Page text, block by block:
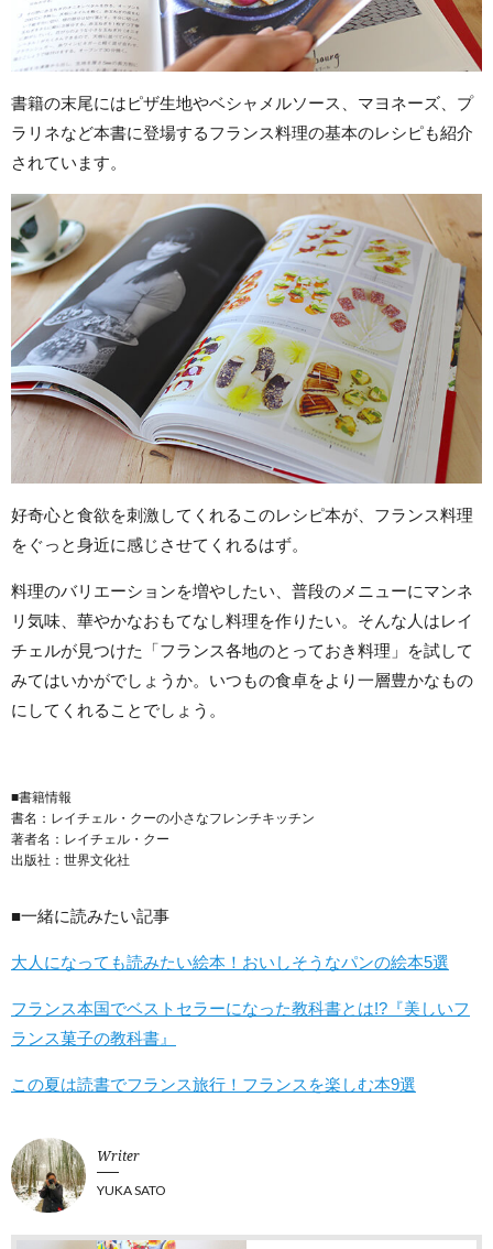
書籍の末尾にはピザ生地やベシャメルソース、マヨネーズ、プ
ラリネなど本書に登場するフランス料理の基本のレシピも紹介
されています。
好奇心と食欲を刺激してくれるこのレシピ本が、フランス料理
をぐっと身近に感じさせてくれるはず。
料理のバリエーションを増やしたい、普段のメニューにマンネ
リ気味、華やかなおもてなし料理を作りたい。そんな人はレイ
チェルが見つけた「フランス各地のとっておき料理」を試して
みてはいかがでしょうか。いつもの食卓をより一層豊かなもの
にしてくれることでしょう。
■書籍情報
書名：レイチェル・クーの小さなフレンチキッチン
著者名：レイチェル・クー
出版社：世界文化社
■一緒に読みたい記事
大人になっても読みたい絵本！おいしそうなパンの絵本5選
フランス本国でベストセラーになった教科書とは!?『美しいフ
ランス菓子の教科書』
この夏は読書でフランス旅行！フランスを楽しむ本9選
Writer
YUKA SATO